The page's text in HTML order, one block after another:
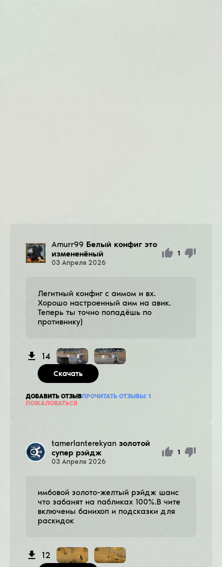
Amurr99 Белый конфиг это
измененёный
03 Апреля 2026
1
Легитный конфиг с аимом и вх.
Хорошо настроенный аим на авик.
Теперь ты точно попадёшь по
противнику)
14
Скачать
ДОБАВИТЬ ОТЗЫВПРОЧИТАТЬ ОТЗЫВЫ: 1
ПОЖАЛОВАТЬСЯ
tamerlanterekyan золотой
супер рэйдж
03 Апреля 2026
1
имбовой золото-желтый рэйдж шанс
что забанят на пабликах 100%.В чите
включены банихоп и подсказки для
раскидок
12